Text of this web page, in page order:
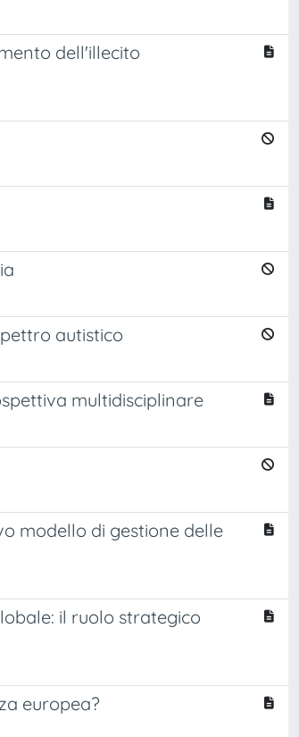
dell'illecito
autistico
multidisciplinare
modello di gestione delle
il ruolo strategico
europea?